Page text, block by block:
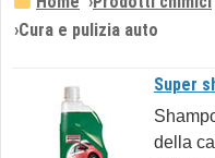
›Cura e pulizia auto
Super
della